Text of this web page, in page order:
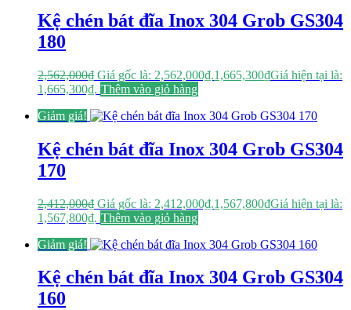
Kệ chén bát đĩa Inox 304 Grob GS304
180
2,562,000₫ Giá gốc là: 2,562,000₫.1,665,300₫Giá hiện tại là:
1,665,300₫. Thêm vào giỏ hàng
Giảm giá!
Kệ chén bát đĩa Inox 304 Grob GS304
170
2,412,000₫ Giá gốc là: 2,412,000₫.1,567,800₫Giá hiện tại là:
1,567,800₫. Thêm vào giỏ hàng
Giảm giá!
Kệ chén bát đĩa Inox 304 Grob GS304
160